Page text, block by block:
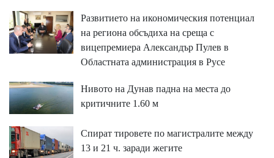
Развитието на икономическия потенциал
на региона обсъдиха на среща с
вицепремиера Александър Пулев в
Областната администрация в Русе
Нивото на Дунав падна на места до
критичните 1.60 м
Спират тировете по магистралите между
13 и 21 ч. заради жегите